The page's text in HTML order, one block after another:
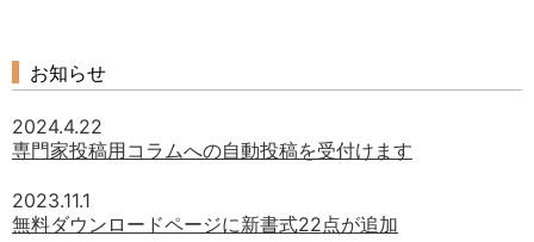
お知らせ
2024.4.22
専門家投稿用コラムへの自動投稿を受付けます
2023.11.1
無料ダウンロードページに新書式22点が追加